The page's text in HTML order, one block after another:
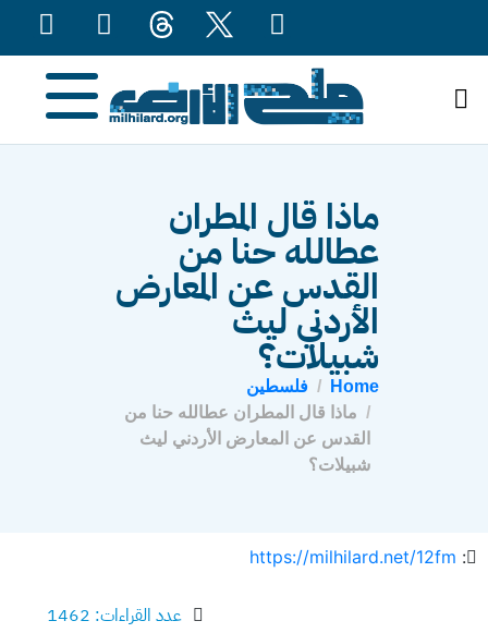
ماذا قال المطران
عطالله حنا من
القدس عن المعارض
الأردني ليث
شبيلات؟
Home
فلسطين
ماذا قال المطران عطالله حنا من
القدس عن المعارض الأردني ليث
شبيلات؟
:
https://milhilard.net/12fm
عدد القراءات: 1462